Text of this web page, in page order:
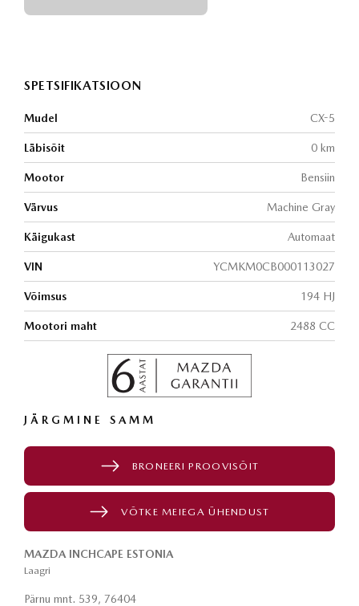
SPETSIFIKATSIOON
Mudel CX-5
Läbisõit 0 km
Mootor Bensiin
Värvus Machine Gray
Käigukast Automaat
VIN YCMKM0CB000113027
Võimsus 194 HJ
Mootori maht 2488 CC
JÄRGMINE SAMM
BRONEERI PROOVISÕIT
VÕTKE MEIEGA ÜHENDUST
MAZDA INCHCAPE ESTONIA
Laagri
Pärnu mnt. 539, 76404